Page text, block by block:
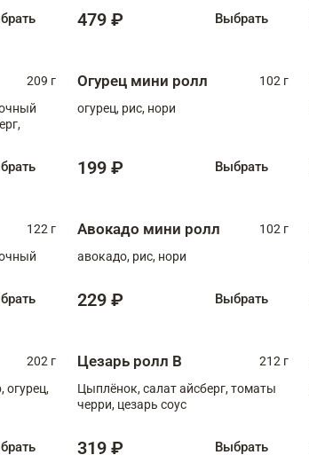
479 ₽ Выбрать
209 г
Огурец мини ролл
102 г
огурец, рис, нори
199 ₽ Выбрать
122 г
Авокадо мини ролл
102 г
авокадо, рис, нори
229 ₽ Выбрать
202 г
огурец,
Цезарь ролл В
212 г
Цыплёнок, салат айсберг, томаты
черри, цезарь соус
319 ₽ Выбрать